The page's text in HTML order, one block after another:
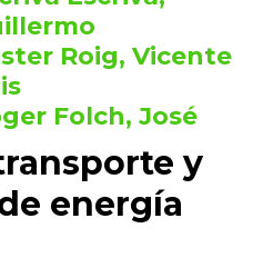
Roig, Vicente
Folch, José
y
energía